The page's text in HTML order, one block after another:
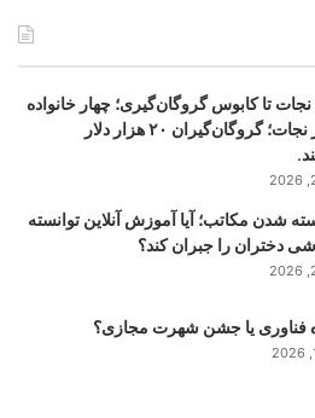
نجات تا کابوس گروگان‌گیری؛ چهار خانواده
در انتظار نجات؛ گروگان‌گیران ۲۰ هزار دلار
شدن مکاتب؛ آیا آموزش آنلاین توانسته
دختران را جبران کند؟
فناوری یا جشن شهرت مجازی؟